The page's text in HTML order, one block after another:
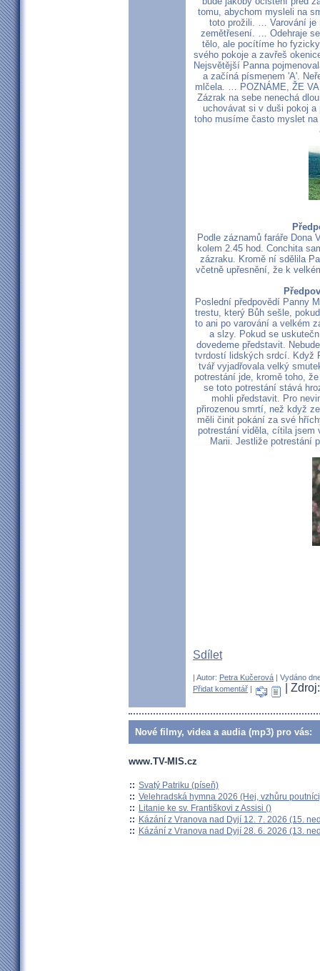
tomu, abychom mysleli na
toto prožili. … Varování je
zemětřesení. … Odehraje
tělo, ale pocítíme ho
svého pokoje a zavřeš
Nejsvětější Panna
a začíná písmenem 'A'.
mlčela. … POZNÁME, ŽE
Zázrak na sebe nenechá
uchovávat si v duši pokoj
toho musíme často myslet
Podle záznamů faráře Dona
kolem 2.45 hod. Conchita
zázraku. Kromě ní sdělila
včetně upřesnění, že k
Poslední předpovědí Panny
trestu, který Bůh sešle,
to ani po varování a velkém
a slzy. Pokud se
dovedeme představit.
tvrdostí lidských srdcí. Když
tvář vyjadřovala velký
potrestání jde, kromě toho,
se toto potrestání stává
mohli představit. Pro
přirozenou smrtí, než když
měli činit pokání za své
potrestání viděla, cítila jsem
Marii. Jestliže potrestání
Sdílet
| Autor: Petra Kučerová | Vydáno
Přidat komentář | |
Nové filmy, videa a audia (mp3) pro vás:
www.TV-MIS.cz
:: Svatý Patriku (píseň)
:: Velehradská hymna 2026 (Hej, vzhůru
:: Litanie ke sv. Františkovi z Assisi ()
:: Kázání z Vranova nad Dyjí 12. 7. 2026 (15.
:: Kázání z Vranova nad Dyjí 28. 6. 2026 (13.